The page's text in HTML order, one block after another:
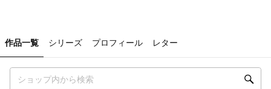
作品一覧 シリーズ プロフィール レター